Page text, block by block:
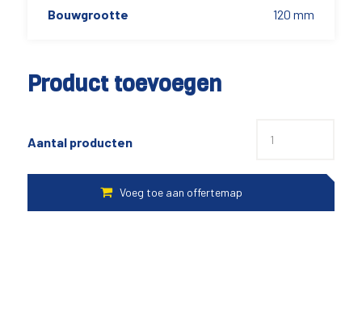
Product toevoegen
Aantal producten
Bouwgrootte 120 mm